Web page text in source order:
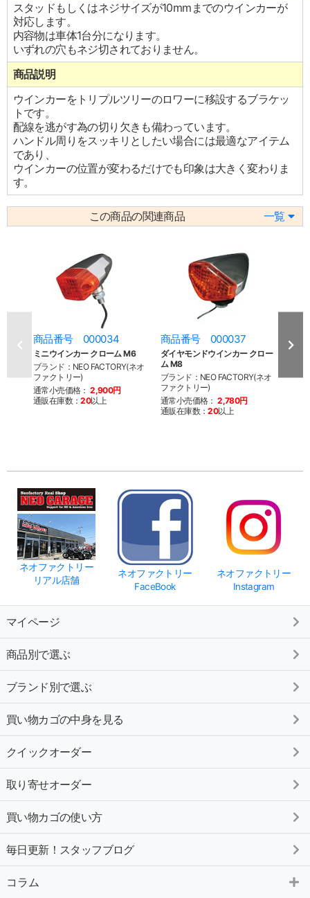
スタッドもしくはネジサイズが10mmまでのウインカーが
対応します。
内容物は車体1台分になります。
いずれの穴もネジ切されておりません。
商品説明
ウインカーをトリプルツリーのロワーに移設するブラケッ
トです。
配線を逃がす為の切り欠きも備わっています。
ハンドル周りをスッキリとしたい場合には最適なアイテム
であり、
ウインカーの位置が変わるだけでも印象は大きく変わりま
す。
この商品の関連商品 一覧
商品番号 000034
ミニウインカー クローム M6
ブランド：NEO FACTORY(ネオ
ファクトリー)
通常小売価格： 2,900円
通販在庫数：20以上
商品番号 000037
ダイヤモンドウインカー クロー
ム M8
ブランド：NEO FACTORY(ネオ
ファクトリー)
通常小売価格： 2,780円
通販在庫数：20以上
商
ブラ
ネオファクトリー
リアル店舗
ネオファクトリー
FaceBook
ネオファクトリー
Instagram
マイページ
商品別で選ぶ
ブランド別で選ぶ
買い物カゴの中身を見る
クイックオーダー
取り寄せオーダー
買い物カゴの使い方
毎日更新！スタッフブログ
コラム